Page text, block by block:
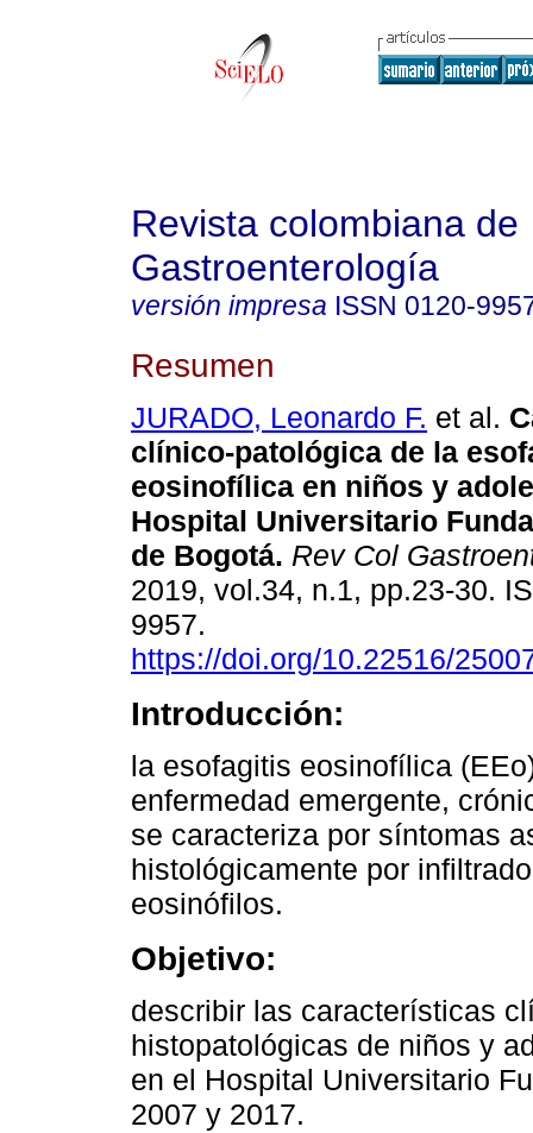
Revista colombiana de
Gastroenterología
versión impresa ISSN 0120-
Resumen
JURADO, Leonardo F. et al.
clínico-patológica de la
eosinofílica en niños y
Hospital Universitario
de Bogotá. Rev Col
2019, vol.34, n.1, pp.23-30.
9957.
https://doi.org/10.22516/
Introducción:
la esofagitis eosinofílica
enfermedad emergente,
se caracteriza por síntomas
histológicamente por
eosinófilos.
Objetivo:
describir las características
histopatológicas de niños y
en el Hospital Universitario
2007 y 2017.